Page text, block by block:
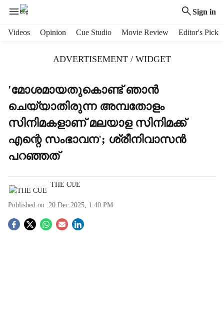
Sign in
Videos Opinion Cue Studio Movie Review Editor's Pick
ADVERTISEMENT / WIDGET
'മോശമായതുകൊണ്ട് ഞാന്‍
ചെയ്യാതിരുന്ന അമ്പതോളം
സിനിമകളാണ് മലയാള സിനിമക്ക്
എന്റെ സംഭാവന'; ശ്രീനിവാസന്‍
പറഞ്ഞത്
THE CUE
Published on :20 Dec 2025, 1:40 PM
S